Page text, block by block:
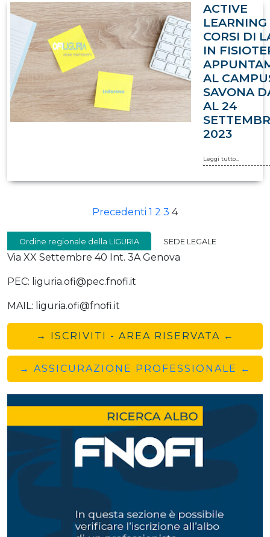
ACTIVE
LEARNING
CORSI DI
IN
AL
SAVONA
AL 24
2023
Leggi tutto...
PAGINAZIONE
DEGLI
ARTICOLI
Precedenti 1 2 3 4
Ordine regionale della LIGURIA SEDE LEGALE
Via XX Settembre 40 Int. 3A Genova
PEC: liguria.ofi@pec.fnofi.it
MAIL: liguria.ofi@fnofi.it
→ ISCRIVITI - AREA RISERVATA ←
→ ASSICURAZIONE PROFESSIONALE ←